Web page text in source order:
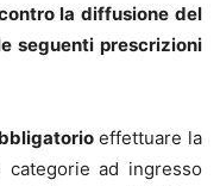
la diffusione del
seguenti prescrizioni
effettuare la
ad ingresso